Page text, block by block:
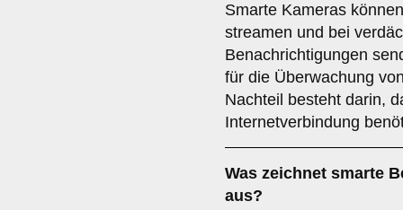
Smarte Kameras
streamen und bei
Benachrichtigungen
für die Überwachung
Nachteil besteht darin,
Internetverbindung
Was zeichnet smarte
aus?